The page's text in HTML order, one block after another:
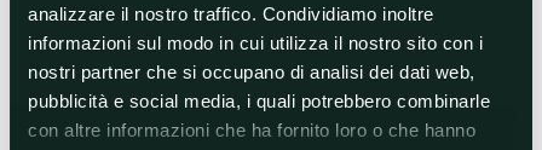
analizzare il nostro traffico. Condividiamo inoltre
informazioni sul modo in cui utilizza il nostro sito con i
nostri partner che si occupano di analisi dei dati web,
pubblicità e social media, i quali potrebbero combinarle
con altre informazioni che ha fornito loro o che hanno
#Liverpool
#LiverpoolvUnionSaint-
#MaccabiHaifa
#MaccabiHaifavPanathinaikos
#MoldevBayerLeverkusen
#Moldova